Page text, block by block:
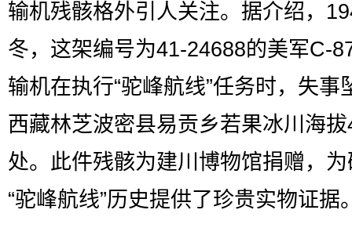
输机残骸格外引人关注。据介绍，
冬，这架编号为41-24688的美军C-
输机在执行“驼峰航线”任务时，失事
西藏林芝波密县易贡乡若果冰川海
处。此件残骸为建川博物馆捐赠，
“驼峰航线”历史提供了珍贵实物证据